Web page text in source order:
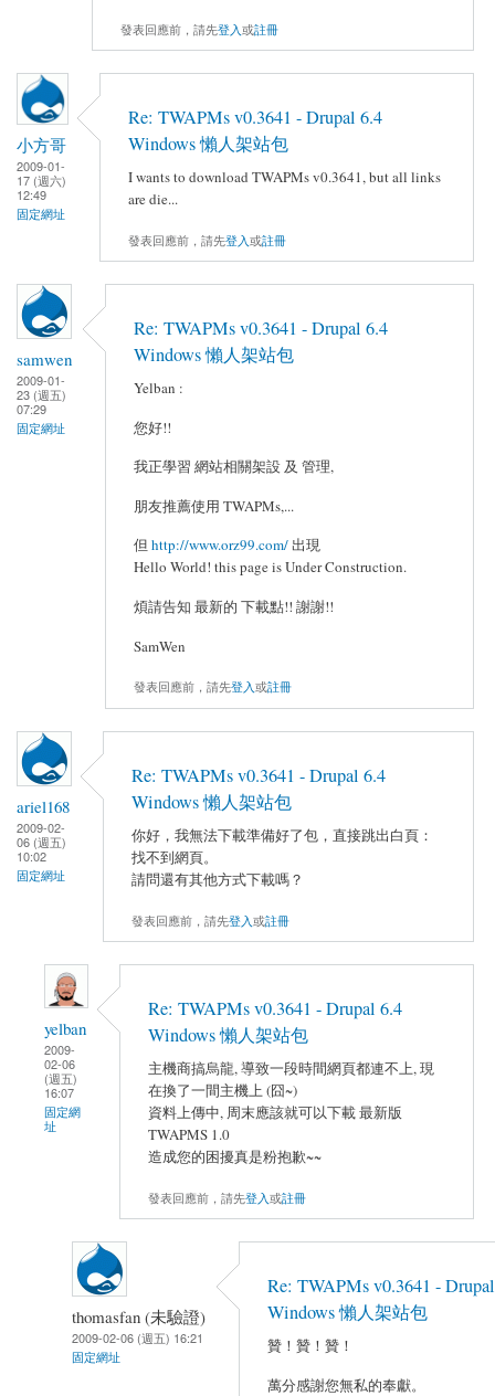
發表回應前，請先登入或註冊
小方哥
2009-01-
17 (週六)
12:49
固定網址
Re: TWAPMs v0.3641 - Drupal 6.4
Windows 懶人架站包
I wants to download TWAPMs v0.3641, but all links
are die...
發表回應前，請先登入或註冊
samwen
2009-01-
23 (週五)
07:29
固定網址
Re: TWAPMs v0.3641 - Drupal 6.4
Windows 懶人架站包
Yelban :
您好!!
我正學習 網站相關架設 及 管理,
朋友推薦使用 TWAPMs,...
但 http://www.orz99.com/出現
Hello World! this page is Under Construction.
煩請告知 最新的 下載點!! 謝謝!!
SamWen
發表回應前，請先登入或註冊
ariel168
2009-02-
06 (週五)
10:02
固定網址
Re: TWAPMs v0.3641 - Drupal 6.4
Windows 懶人架站包
你好，我無法下載準備好了包，直接跳出白頁：
找不到網頁。
請問還有其他方式下載嗎？
發表回應前，請先登入或註冊
yelban
2009-
02-06
(週五)
16:07
固定網
址
Re: TWAPMs v0.3641 - Drupal 6.4
Windows 懶人架站包
主機商搞烏龍, 導致一段時間網頁都連不上, 現
在換了一間主機上 (囧~)
資料上傳中, 周末應該就可以下載 最新版
TWAPMS 1.0
造成您的困擾真是粉抱歉~~
發表回應前，請先登入或註冊
thomasfan (未驗證)
2009-02-06 (週五) 16:21
固定網址
Re: TWAPMs v0.3641 -
Windows 懶人架站包
贊！贊！贊！
萬分感謝您無私的奉獻。